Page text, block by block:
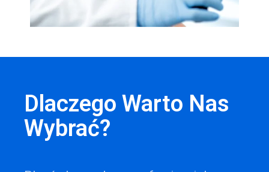
Dlaczego Warto Nas
Wybrać?